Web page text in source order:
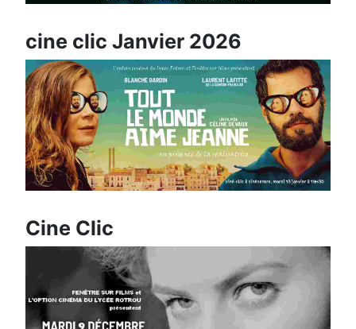
cine clic Janvier 2026
Cine Clic